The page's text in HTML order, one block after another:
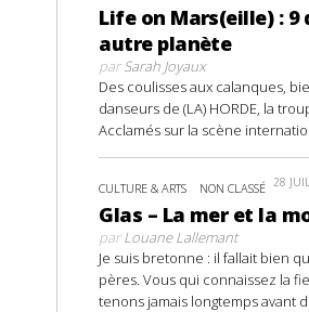
Life on Mars(eille) : 9
autre planète
parSarah Joyaux
Des coulisses aux calanques,
danseurs de (LA) HORDE, la
Acclamés sur la scène
CULTURE & ARTS NON CLASSÉ 28
Glas – La mer et la
parLouane Lallemant
Je suis bretonne : il fallait bien
pères. Vous qui connaissez la
tenons jamais longtemps avant